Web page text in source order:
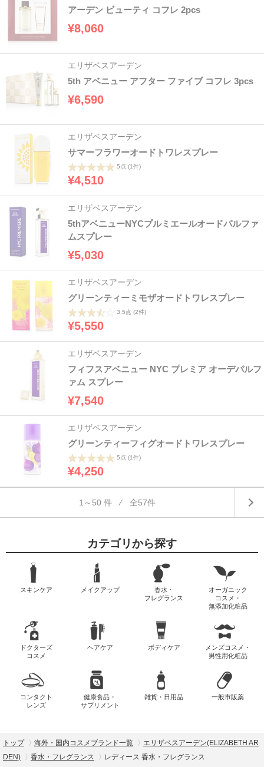
アーデン ビューティ コフレ 2pcs
¥8,060
エリザベスアーデン
5th アベニュー アフター ファイブ コフレ 3pcs
¥6,590
エリザベスアーデン
サマーフラワーオードトワレスプレー
5点 (1件)
¥4,510
エリザベスアーデン
5thアベニューNYCプルミエールオードパルファ
ムスプレー
¥5,030
エリザベスアーデン
グリーンティーミモザオードトワレスプレー
3.5点 (2件)
¥5,550
エリザベスアーデン
フィフスアベニュー NYC プレミア オーデパルフ
ァム スプレー
¥7,540
エリザベスアーデン
グリーンティーフィグオードトワレスプレー
5点 (1件)
¥4,250
1～50 件 ⁄ 全57件
カテゴリから探す
スキンケア メイクアップ
香水・
フレグランス
オーガニック
コスメ・
無添加化粧品
ドクターズ
コスメ
ヘアケア ボディケア
メンズコスメ・
男性用化粧品
コンタクト
レンズ
健康食品・
サプリメント
雑貨・日用品 一般市販薬
トップ 海外・国内コスメブランド一覧
エリザベスアーデン(ELIZABETH AR
DEN)
香水・フレグランス レディース 香水・フレグランス